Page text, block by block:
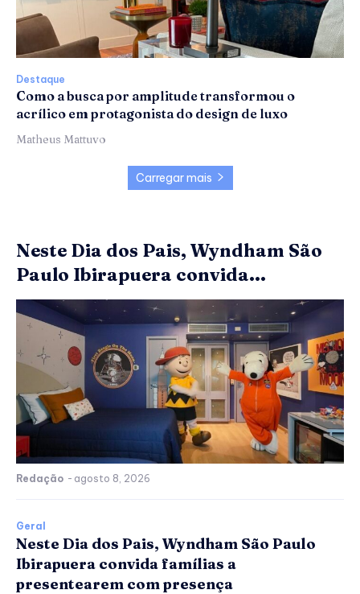
Destaque
Como a busca por amplitude transformou o
acrílico em protagonista do design de luxo
Matheus Mattuvo
Carregar mais
Neste Dia dos Pais, Wyndham São
Paulo Ibirapuera convida...
Redação - agosto 8, 2026
Geral
Neste Dia dos Pais, Wyndham São Paulo
Ibirapuera convida famílias a
presentearem com presença